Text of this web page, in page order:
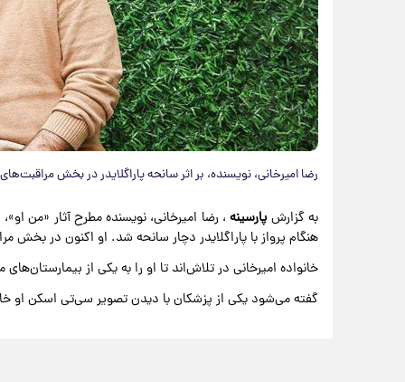
رضا امیرخانی، نویسنده، بر اثر سانحه پاراگلایدر در بخش
به گزارشپارسینه، رضا امیرخانی، نویسنده مطرح آثار «من
هنگام پرواز با پاراگلایدر دچار سانحه شد. او اکنون در بخش
خانواده امیرخانی در تلاش‌اند تا او را به یکی از
گفته می‌شود یکی از پزشکان با دیدن تصویر سی‌تی اسکن او